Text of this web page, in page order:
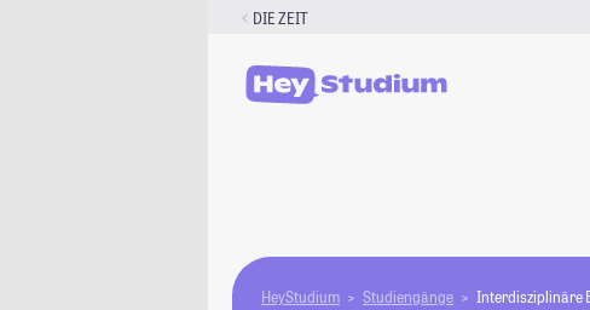
DIE ZEIT
HeyStudium Studiengänge Interdisziplinäre